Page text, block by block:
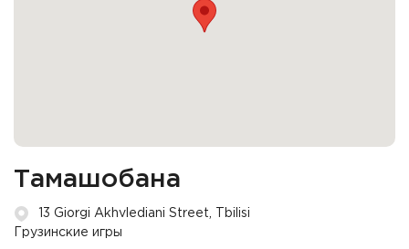
Тамашобана
13 Giorgi Akhvlediani Street, Tbilisi
Грузинские игры